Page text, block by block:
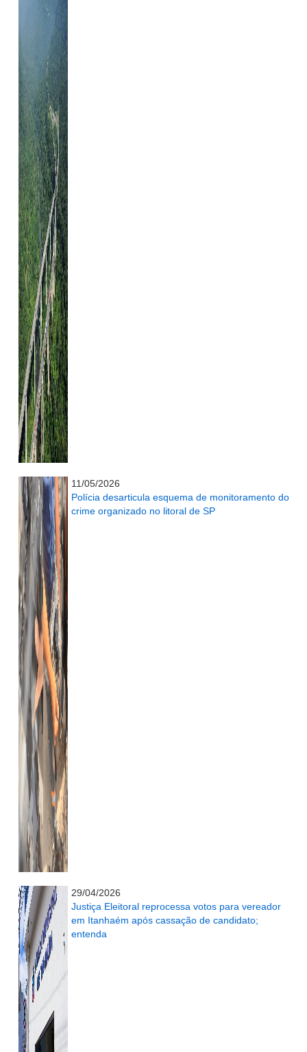
11/05/2026
Polícia desarticula esquema de monitoramento do
crime organizado no litoral de SP
29/04/2026
Justiça Eleitoral reprocessa votos para vereador
em Itanhaém após cassação de candidato;
entenda